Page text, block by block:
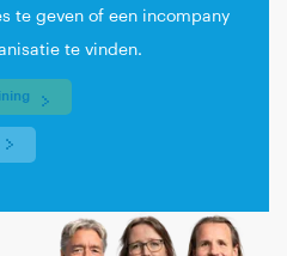
te geven of een incompany
te vinden.